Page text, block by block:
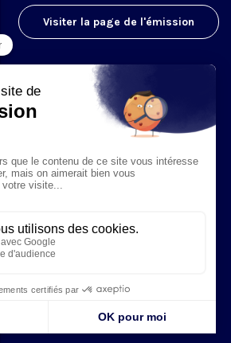
Visiter la page de l'émission